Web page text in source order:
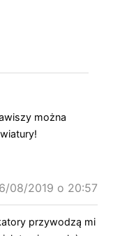
można
08/2019 o 20:57
przywodzą mi